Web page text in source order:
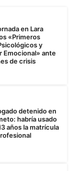
en Lara
«Primeros
y
Emocional» ante
de crisis
detenido en
habría usado
años la matrícula